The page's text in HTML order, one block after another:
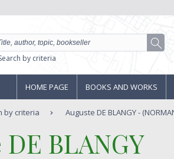
by criteria
HOME PAGE BOOKS AND WORKS
by criteria Auguste DE BLANGY -
BLANGY‎